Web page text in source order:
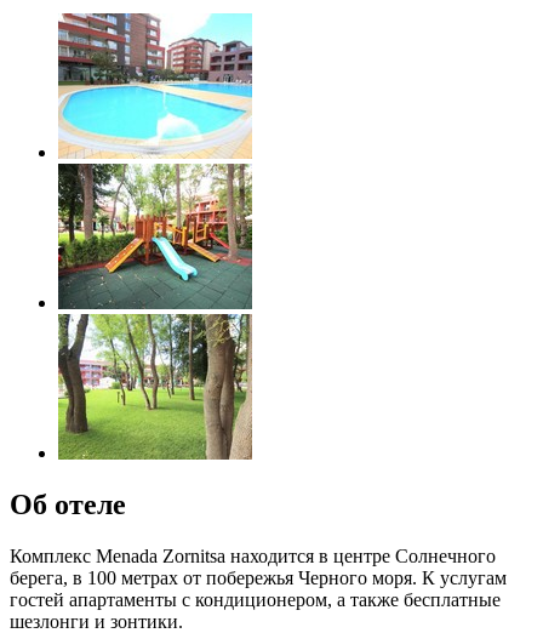
Об отеле
Комплекс Menada Zornitsa находится в центре Солнечного
берега, в 100 метрах от побережья Черного моря. К услугам
гостей апартаменты с кондиционером, а также бесплатные
шезлонги и зонтики.